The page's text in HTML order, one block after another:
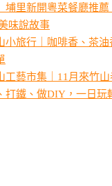
埔里新開粵菜餐廳推薦
味說故事
小旅行｜咖啡香、茶
工藝市集｜11月來竹
打鐵、做DIY，一日玩